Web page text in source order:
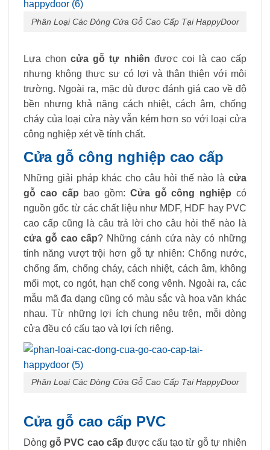
Phân Loại Các Dòng Cửa Gỗ Cao Cấp Tại HappyDoor
Lựa chọncửa gỗ tự nhiên được coi là cao cấp
nhưng không thực sự có lợi và thân thiện với môi
trường. Ngoài ra, mặc dù được đánh giá cao về độ
bền nhưng khả năng cách nhiệt, cách âm, chống
cháy của loại cửa này vẫn kém hơn so với loại cửa
công nghiệp xét về tính chất.
Cửa gỗ công nghiệp cao cấp
Những giải pháp khác cho câu hỏi thế nào là cửa
gỗ cao cấp bao gồm: Cửa gỗ công nghiệp có
nguồn gốc từ các chất liệu như MDF, HDF hay PVC
cao cấp cũng là câu trả lời cho câu hỏi thế nào là
cửa gỗ cao cấp? Những cánh cửa này có những
tính năng vượt trội hơn gỗ tự nhiên: Chống nước,
chống ẩm, chống cháy, cách nhiệt, cách âm, không
mối mọt, co ngót, hạn chế cong vênh. Ngoài ra, các
mẫu mã đa dạng cũng có màu sắc và hoa văn khác
nhau. Từ những lợi ích chung nêu trên, mỗi dòng
cửa đều có cấu tạo và lợi ích riêng.
Phân Loại Các Dòng Cửa Gỗ Cao Cấp Tại HappyDoor
Cửa gỗ cao cấp PVC
Dònggỗ PVC cao cấp được cấu tạo từ gỗ tự nhiên